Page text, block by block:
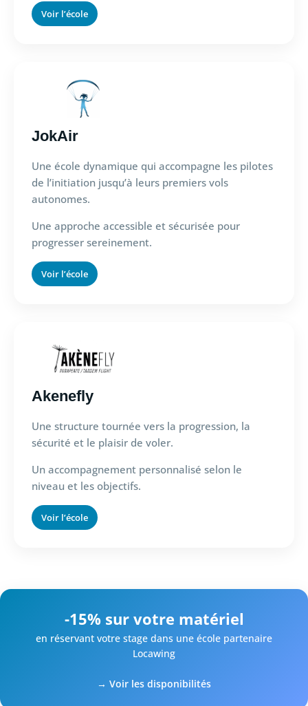
Voir l’école
JokAir
Une école dynamique qui accompagne les pilotes
de l’initiation jusqu’à leurs premiers vols
autonomes.
Une approche accessible et sécurisée pour
progresser sereinement.
Voir l’école
Akenefly
Une structure tournée vers la progression, la
sécurité et le plaisir de voler.
Un accompagnement personnalisé selon le
niveau et les objectifs.
Voir l’école
-15% sur votre matériel
en réservant votre stage dans une école partenaire
Locawing
→ Voir les disponibilités